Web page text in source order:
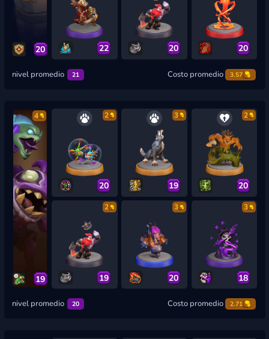
20 22 20 20
nivel promedio 21 Costo promedio 3.57
4
19
2
20
3
19
2
20
2
19
3
20
3
18
nivel promedio 20 Costo promedio 2.71